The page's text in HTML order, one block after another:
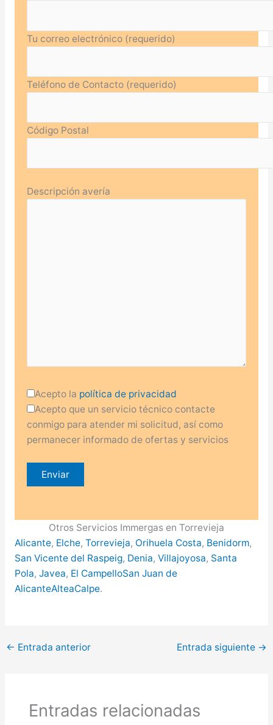
Tu correo electrónico (requerido)
Teléfono de Contacto (requerido)
Código Postal
Descripción avería
Acepto la política de privacidad
Acepto que un servicio técnico contacte
conmigo para atender mi solicitud, así como
permanecer informado de ofertas y servicios
Otros Servicios Immergas en Torrevieja
Alicante, Elche, Torrevieja, Orihuela Costa, Benidorm,
San Vicente del Raspeig, Denia, Villajoyosa, Santa
Pola, Javea, El CampelloSan Juan de
AlicanteAlteaCalpe.
← Entrada anterior Entrada siguiente →
Entradas relacionadas